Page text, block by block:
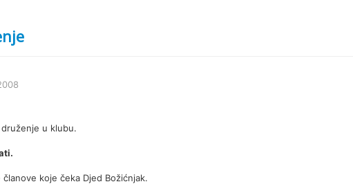
u klubu.
koje čeka Djed Božićnjak.